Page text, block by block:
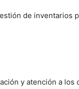
de inventarios
y atención a los